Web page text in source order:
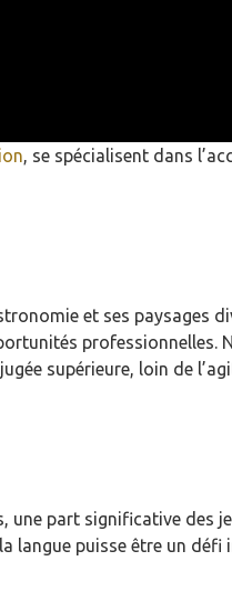
, se spécialisent dans
et ses paysages
professionnelles.
supérieure, loin de
une part significative des
langue puisse être un